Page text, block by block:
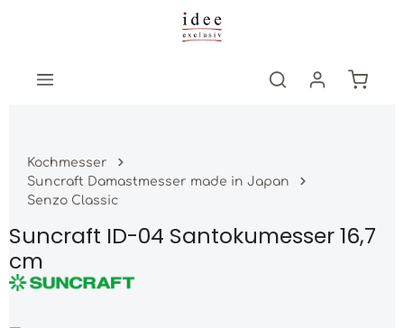
Zum Hauptinhalt springen
Kochmesser
Suncraft Damastmesser made in Japan
Senzo Classic
Suncraft ID-04 Santokumesser 16,7
cm